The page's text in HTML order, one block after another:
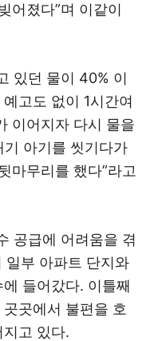
어졌다”며 이같이
있던 물이 40% 이
고도 없이 1시간여
이어지자 다시 물을
기 아기를 씻기다가
마무리를 했다”라고
공급에 어려움을 겪
일부 아파트 단지와
들어갔다. 이틀째
곳에서 불편을 호
고 있다.